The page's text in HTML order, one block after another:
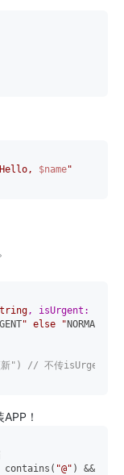
$name"
。
, isUrgent:
" else "NORMAL
") // 不传isUrgent，
！
contains( "@" ) &&